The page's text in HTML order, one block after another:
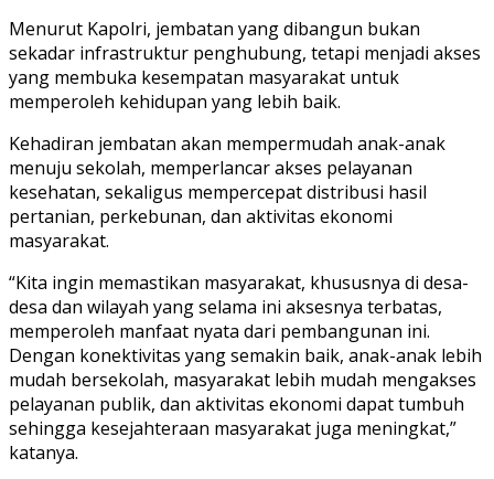
Menurut Kapolri, jembatan yang dibangun bukan
sekadar infrastruktur penghubung, tetapi menjadi akses
yang membuka kesempatan masyarakat untuk
memperoleh kehidupan yang lebih baik.
Kehadiran jembatan akan mempermudah anak-anak
menuju sekolah, memperlancar akses pelayanan
kesehatan, sekaligus mempercepat distribusi hasil
pertanian, perkebunan, dan aktivitas ekonomi
masyarakat.
“Kita ingin memastikan masyarakat, khususnya di desa-
desa dan wilayah yang selama ini aksesnya terbatas,
memperoleh manfaat nyata dari pembangunan ini.
Dengan konektivitas yang semakin baik, anak-anak lebih
mudah bersekolah, masyarakat lebih mudah mengakses
pelayanan publik, dan aktivitas ekonomi dapat tumbuh
sehingga kesejahteraan masyarakat juga meningkat,”
katanya.